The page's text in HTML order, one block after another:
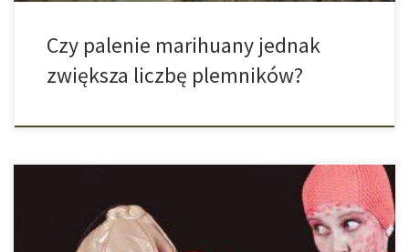
Czy palenie marihuany jednak
zwiększa liczbę plemników?
Jak się okazuje, nawet takie stworzenia jak ośmiornice pod
wpływem narkotyków robią różne, nietypowe dla nich rzeczy. Jak